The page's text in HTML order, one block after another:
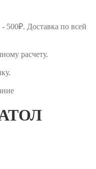
500₽. Доставка по всей
расчету.
АТОЛ